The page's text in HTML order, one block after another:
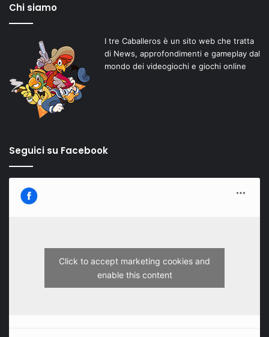
Chi siamo
I tre Caballeros è un sito web che tratta
di News, approfondimenti e gameplay dal
mondo dei videogiochi e giochi online
Seguici su Facebook
Click to accept marketing cookies and
enable this content